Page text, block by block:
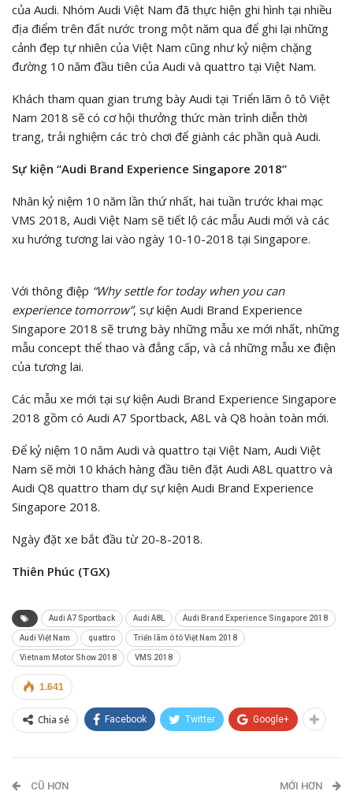
của Audi. Nhóm Audi Việt Nam đã thực hiện ghi hình tại nhiều
địa điểm trên đất nước trong một năm qua để ghi lại những
cảnh đẹp tự nhiên của Việt Nam cũng như kỷ niệm chặng
đường 10 năm đầu tiên của Audi và quattro tại Việt Nam.
Khách tham quan gian trưng bày Audi tại Triển lãm ô tô Việt
Nam 2018 sẽ có cơ hội thưởng thức màn trình diễn thời
trang, trải nghiệm các trò chơi để giành các phần quà Audi.
Sự kiện “Audi Brand Experience Singapore 2018”
Nhân kỷ niệm 10 năm lần thứ nhất, hai tuần trước khai mạc
VMS 2018, Audi Việt Nam sẽ tiết lộ các mẫu Audi mới và các
xu hướng tương lai vào ngày 10-10-2018 tại Singapore.
Với thông điệp “Why settle for today when you can
experience tomorrow”, sự kiện Audi Brand Experience
Singapore 2018 sẽ trưng bày những mẫu xe mới nhất, những
mẫu concept thể thao và đẳng cấp, và cả những mẫu xe điện
của tương lai.
Các mẫu xe mới tại sự kiện Audi Brand Experience Singapore
2018 gồm có Audi A7 Sportback, A8L và Q8 hoàn toàn mới.
Để kỷ niệm 10 năm Audi và quattro tại Việt Nam, Audi Việt
Nam sẽ mời 10 khách hàng đầu tiên đặt Audi A8L quattro và
Audi Q8 quattro tham dự sự kiện Audi Brand Experience
Singapore 2018.
Ngày đặt xe bắt đầu từ 20-8-2018.
Thiên Phúc (TGX)
Audi A7 Sportback Audi A8L Audi Brand Experience Singapore 2018
Audi Việt Nam quattro Triển lãm ô tô Việt Nam 2018
Vietnam Motor Show 2018 VMS 2018
1.641
Chia sẻ Facebook Twitter Google+
CŨ HƠN MỚI HƠN